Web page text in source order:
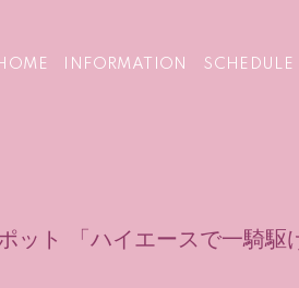
INFORMATION SCHEDULE
ット 「ハイエースで一騎